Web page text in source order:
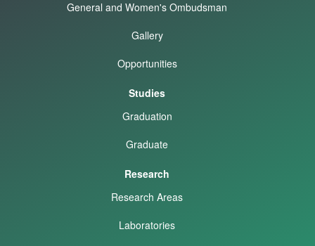
General and Women's Ombudsman
Gallery
Opportunities
Studies
Graduation
Graduate
Research
Research Areas
Laboratories